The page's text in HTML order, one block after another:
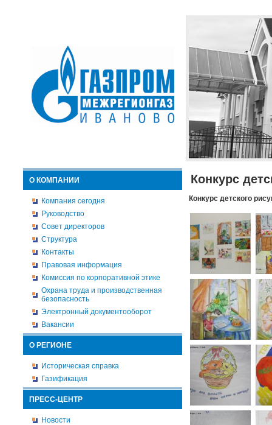
О КОМПАНИИ
Компания сегодня
Руководство
Совет директоров
Структура
Контакты
Правовая информация
Комиссия по корпоративной этике
Охрана труда и производственная
безопасность
Электронный документооборот
Вакансии
О РЕГИОНЕ
Историческая справка
Газификация
ПРЕСС-ЦЕНТР
Новости
Конкурс
Конкурс детского